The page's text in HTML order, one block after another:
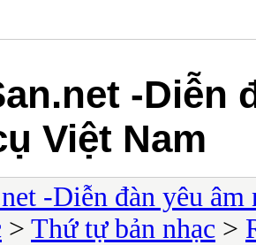
-Diễn
Việt Nam
-Diễn đàn yêu âm
> Thứ tự bản nhạc >